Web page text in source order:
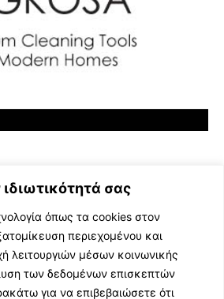
σας
όπως τα cookies στον
περιεχομένου και
λειτουργιών μέσων κοινωνικής
των δεδομένων επισκεπτών
για να επιβεβαιώσετε ότι